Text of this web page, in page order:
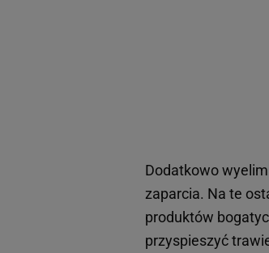
Dodatkowo
zaparcia. Na te
produktów
przyspieszyć